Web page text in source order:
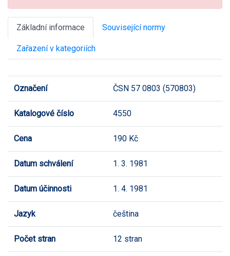
Základní informace Související normy
Zařazení v kategoriích
Označení ČSN 57 0803 (570803)
Katalogové číslo 4550
Cena 190 Kč
Datum schválení 1. 3. 1981
Datum účinnosti 1. 4. 1981
Jazyk čeština
Počet stran 12 stran